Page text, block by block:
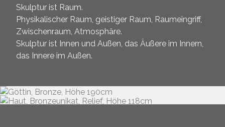
Skulptur ist Raum.
Physikalischer Raum, geistiger Raum, Raumeingriff,
Zwischenraum, Atmosphäre.
Skulptur ist Innen und Außen, das Äußere im Innern,
das Innere im Außen.